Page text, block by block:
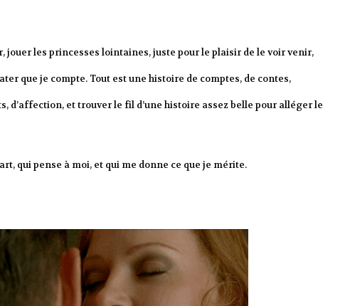
jouer les princesses lointaines, juste pour le plaisir de le voir venir,
que je compte. Tout est une histoire de comptes, de contes,
d’affection, et trouver le fil d’une histoire assez belle pour alléger le
qui pense à moi, et qui me donne ce que je mérite.